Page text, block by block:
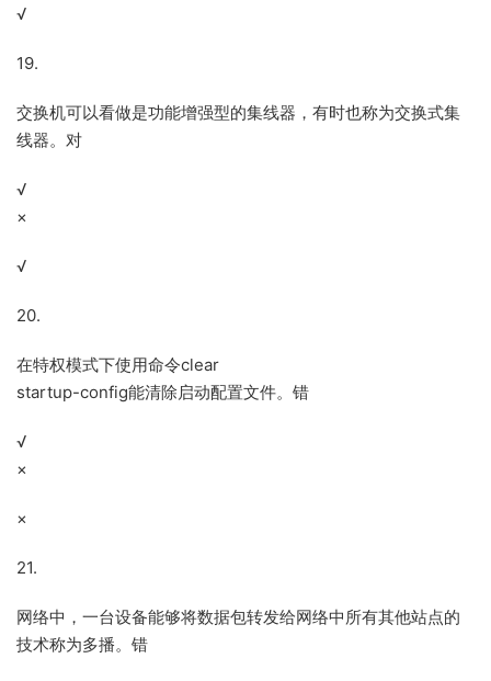
√
19.
交换机可以看做是功能增强型的集线器，有时也称为交换式集
线器。对
√
×
√
20.
在特权模式下使用命令clear
startup-config能清除启动配置文件。错
√
×
×
21.
网络中，一台设备能够将数据包转发给网络中所有其他站点的
技术称为多播。错